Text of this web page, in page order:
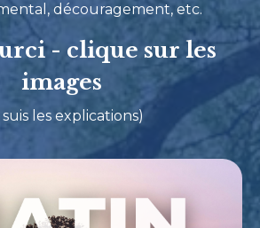
découragement, etc.
- clique sur les
images
les explications)